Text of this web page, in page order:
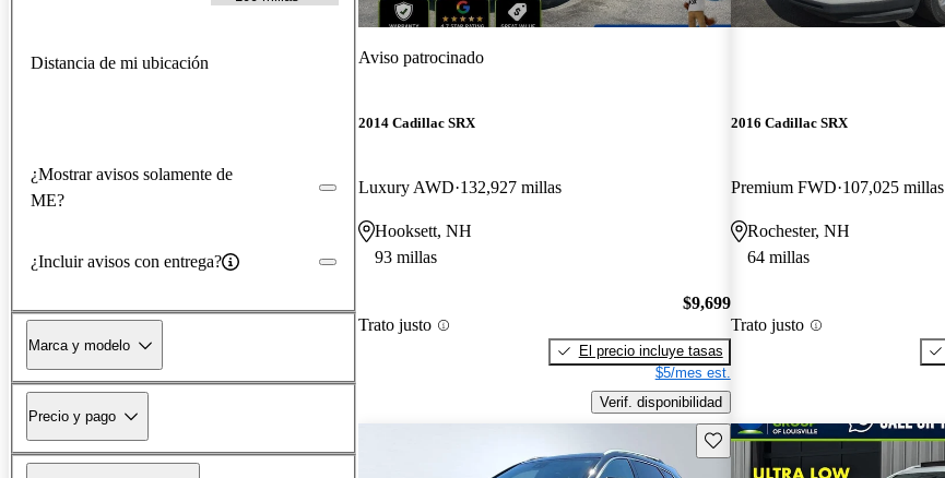
Distancia de mi ubicación
¿Mostrar avisos solamente de
ME?
¿Incluir avisos con entrega?
Marca y modelo
Precio y pago
Aviso patrocinado
2014 Cadillac SRX
Luxury AWD 132,927 millas
Hooksett, NH
93 millas
Trato justo
$9,699
El precio incluye tasas
$5/mes est.
Verif. disponibilidad
2016 Cadillac SRX
Premium FWD 107,025 millas
Rochester, NH
64 millas
Trato justo
Guarda este Aviso